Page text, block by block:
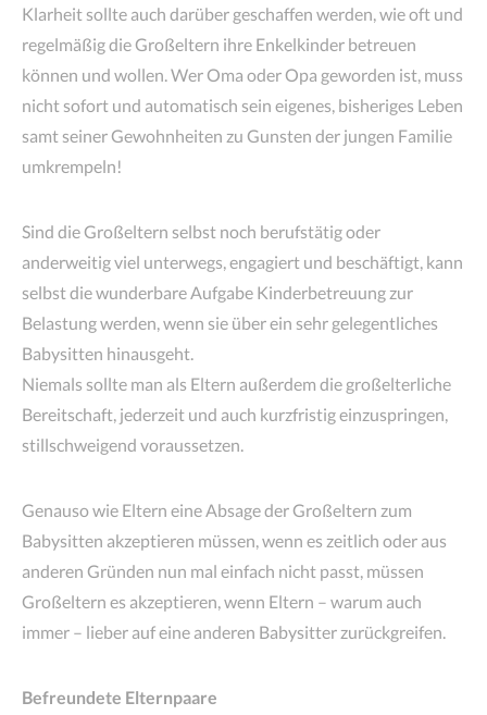
Klarheit sollte auch darüber geschaffen werden, wie oft und
regelmäßig die Großeltern ihre Enkelkinder betreuen
können und wollen. Wer Oma oder Opa geworden ist, muss
nicht sofort und automatisch sein eigenes, bisheriges Leben
samt seiner Gewohnheiten zu Gunsten der jungen Familie
umkrempeln!
Sind die Großeltern selbst noch berufstätig oder
anderweitig viel unterwegs, engagiert und beschäftigt, kann
selbst die wunderbare Aufgabe Kinderbetreuung zur
Belastung werden, wenn sie über ein sehr gelegentliches
Babysitten hinausgeht.
Niemals sollte man als Eltern außerdem die großelterliche
Bereitschaft, jederzeit und auch kurzfristig einzuspringen,
stillschweigend voraussetzen.
Genauso wie Eltern eine Absage der Großeltern zum
Babysitten akzeptieren müssen, wenn es zeitlich oder aus
anderen Gründen nun mal einfach nicht passt, müssen
Großeltern es akzeptieren, wenn Eltern – warum auch
immer – lieber auf eine anderen Babysitter zurückgreifen.
Befreundete Elternpaare